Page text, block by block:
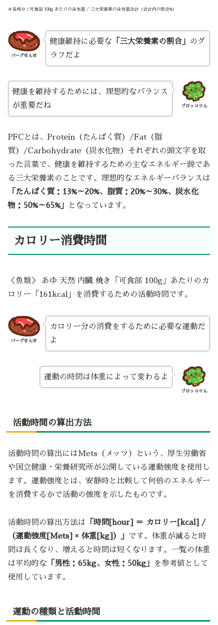
※各成分：可食部 100g あたりの含有量 / 三大栄養素の含有量合計（合計内の割合%）
バーグせんせ
健康維持に必要な 「三大栄養素の割合」
のグ
ラフだよ
ブロッコりん
健康を維持するためには、理想的なバランス
が重要だね
PFCとは、Protein（たんぱく質）/Fat（脂
質）/Carbohydrate（炭水化物）それぞれの頭文字を取
った言葉で、健康を維持するための主なエネルギー源であ
る三大栄養素のことです。理想的なエネルギーバランスは
「たんぱく質：13%～20%、脂質：20%～30%、炭水化
物：50%～65%」
となっています。
カロリー消費時間
＜魚類＞ あゆ 天然 内臓 焼き「可食部 100g」あたりのカ
ロリー「161kcal」を消費するための活動時間です。
バーグせんせ
カロリー分の消費をするために必要な運動だ
よ
ブロッコりん
運動の時間は体重によって変わるよ
活動時間の算出方法
活動時間の算出にはMets（メッツ）という、厚生労働省
や国立健康・栄養研究所が公開している運動強度を使用し
ます。運動強度とは、安静時と比較して何倍のエネルギー
を消費するかで活動の強度を示したものです。
活動時間の算出方法は 「時間[hour] ＝ カロリー[kcal] /
（運動強度[Mets] × 体重[kg]）」 です。体重が減ると時
間は長くなり、増えると時間は短くなります。一覧の体重
は平均的な 「男性：65kg、女性：50kg」
を参考値として
使用しています。
運動の種類と活動時間